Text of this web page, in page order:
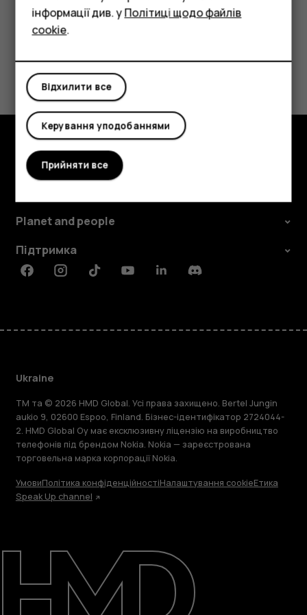
Аксесуари
Планшети
Детальніше
Підтримка
Це було для вас корисним?
Так Ні
Огляд
Planet and people
Підтримка
FacebookInstagramTiktokYoutubeLinkedinDiscord
Ukraine
TM та © 2026 HMD Global. Усі права захищено. Bertel Jungin
aukio 9, 02600 Espoo, Finland. Бізнес-ідентифікатор 2724044-
2. HMD Global Oy має ексклюзивну ліцензію на виробництво
телефонів під брендом Nokia. Nokia — зареєстрована
торговельна марка корпорації Nokia.
УмовиПолітика конфіденційностіНалаштування cookieЕтика
Speak Up channel
інформації див. уПолітиці щодо файлів
cookie.
Відхилити все
Керування уподобаннями
Прийняти все